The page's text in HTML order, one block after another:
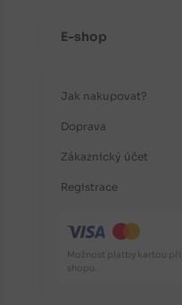
E-shop
Jak nakupovat?
Doprava
Zákaznický účet
Registrace
Možnost platby kartou při
shopu.